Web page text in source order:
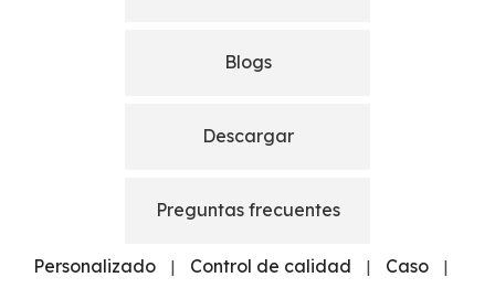
Blogs
Descargar
Preguntas frecuentes
Personalizado | Control de calidad | Caso |